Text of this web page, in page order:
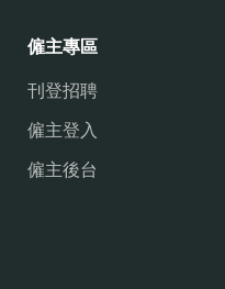
僱主專區
刊登招聘
僱主登入
僱主後台